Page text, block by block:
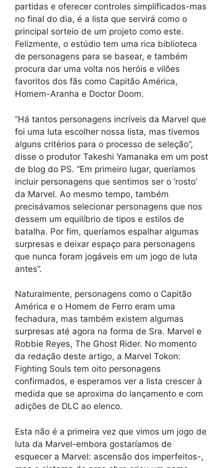
partidas e oferecer controles simplificados-mas
no final do dia, é a lista que servirá como o
principal sorteio de um projeto como este.
Felizmente, o estúdio tem uma rica biblioteca
de personagens para se basear, e também
procura dar uma volta nos heróis e vilões
favoritos dos fãs como Capitão América,
Homem-Aranha e Doctor Doom.
“Há tantos personagens incríveis da Marvel que
foi uma luta escolher nossa lista, mas tivemos
alguns critérios para o processo de seleção”,
disse o produtor Takeshi Yamanaka em um post
de blog do PS. “Em primeiro lugar, queríamos
incluir personagens que sentimos ser o ‘rosto’
da Marvel. Ao mesmo tempo, também
precisávamos selecionar personagens que nos
dessem um equilíbrio de tipos e estilos de
batalha. Por fim, queríamos espalhar algumas
surpresas e deixar espaço para personagens
que nunca foram jogáveis ​​em um jogo de luta
antes”.
Naturalmente, personagens como o Capitão
América e o Homem de Ferro eram uma
fechadura, mas também existem algumas
surpresas até agora na forma de Sra. Marvel e
Robbie Reyes, The Ghost Rider. No momento
da redação deste artigo, a Marvel Tokon:
Fighting Souls tem oito personagens
confirmados, e esperamos ver a lista crescer à
medida que se aproxima do lançamento e com
adições de DLC ao elenco.
Esta não é a primeira vez que vimos um jogo de
luta da Marvel-embora gostaríamos de
esquecer a Marvel: ascensão dos imperfeitos-,